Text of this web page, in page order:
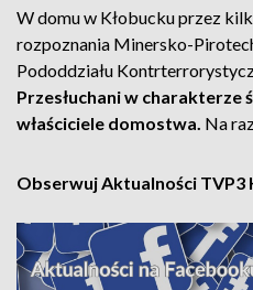
W domu w Kłobucku przez
rozpoznania Minersko-
Pododdziału
Przesłuchani w charakterze
właściciele domostwa. Na
Obserwuj Aktualności TVP3